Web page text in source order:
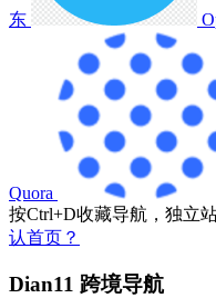
东
Quora
按Ctrl+D收藏导航，独立
认首页？
Dian11 跨境导航